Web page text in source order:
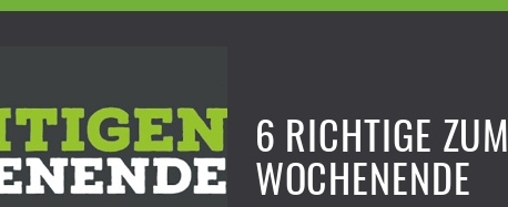
6 RICHTIGE ZUM
WOCHENENDE